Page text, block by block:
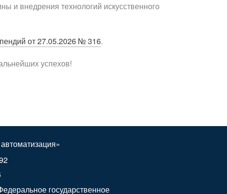
и внедрения технологий искусственного
от 27.05.2026 № 316.
успехов!
государственное